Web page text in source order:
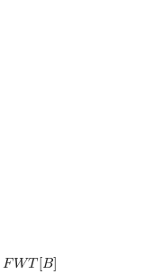
𝐹𝑊𝑇 [𝐵]
[B]